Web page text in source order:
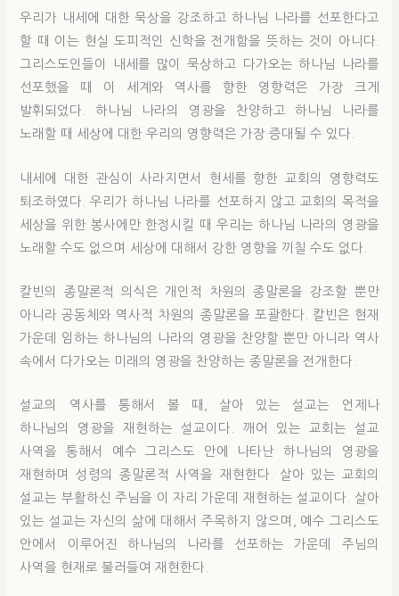
우리가 내세에 대한 묵상을 강조하고 하나님 나라를 선포한다고
할 때 이는 현실 도피적인 신학을 전개함을 뜻하는 것이 아니다.
그리스도인들이 내세를 많이 묵상하고 다가오는 하나님 나라를
선포했을 때 이 세계와 역사를 향한 영향력은 가장 크게
발휘되었다. 하나님 나라의 영광을 찬양하고 하나님 나라를
노래할 때 세상에 대한 우리의 영향력은 가장 증대될 수 있다.
내세에 대한 관심이 사라지면서 현세를 향한 교회의 영향력도
퇴조하였다. 우리가 하나님 나라를 선포하지 않고 교회의 목적을
세상을 위한 봉사에만 한정시킬 때 우리는 하나님 나라의 영광을
노래할 수도 없으며 세상에 대해서 강한 영향을 끼칠 수도 없다.
칼빈의 종말론적 의식은 개인적 차원의 종말론을 강조할 뿐만
아니라 공동체와 역사적 차원의 종말론을 포괄한다. 칼빈은 현재
가운데 임하는 하나님의 나라의 영광을 찬양할 뿐만 아니라 역사
속에서 다가오는 미래의 영광을 찬양하는 종말론을 전개한다.
설교의 역사를 통해서 볼 때, 살아 있는 설교는 언제나
하나님의 영광을 재현하는 설교이다. 깨어 있는 교회는 설교
사역을 통해서 예수 그리스도 안에 나타난 하나님의 영광을
재현하며 성령의 종말론적 사역을 재현한다. 살아 있는 교회의
설교는 부활하신 주님을 이 자리 가운데 재현하는 설교이다. 살아
있는 설교는 자신의 삶에 대해서 주목하지 않으며, 예수 그리스도
안에서 이루어진 하나님의 나라를 선포하는 가운데 주님의
사역을 현재로 불러들여 재현한다.